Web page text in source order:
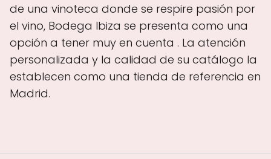
de una vinoteca donde se respire pasión por
el vino, Bodega Ibiza se presenta como una
opción a tener muy en cuenta . La atención
personalizada y la calidad de su catálogo la
establecen como una tienda de referencia en
Madrid.